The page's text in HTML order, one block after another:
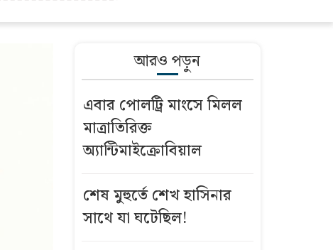
আরও পড়ুন
এবার পোলট্রি মাংসে মিলল
মাত্রাতিরিক্ত
অ্যান্টিমাইক্রোবিয়াল
শেষ মুহুর্তে শেখ হাসিনার
সাথে যা ঘটেছিল!